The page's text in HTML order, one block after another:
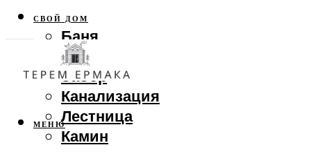
СВОЙ ДОМ
Баня
Веранда
Забор
Канализация
Лестница
Камин
МЕНЮ